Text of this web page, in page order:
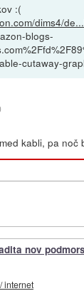
:(
dims4/de...
blogs-
cutaway-
kabli, pa noč
nov
internet